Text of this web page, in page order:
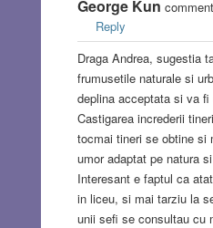
George Kun
Reply
Draga Andrea, sugestia
frumusetile naturale si
deplina acceptata si va
Castigarea increderii
tocmai tineri se obtine si
umor adaptat pe natura
Interesant e faptul ca
in liceu, si mai tarziu la
unii sefi se consultau cu